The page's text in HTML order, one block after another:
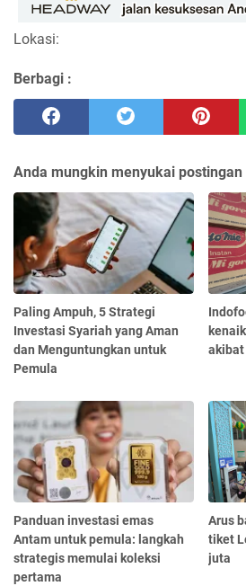
Lokasi:
Berbagi :
Anda mungkin menyukai postingan
Paling Ampuh, 5 Strategi
Investasi Syariah yang Aman
dan Menguntungkan untuk
Pemula
akibat
Panduan investasi emas
Antam untuk pemula: langkah
strategis memulai koleksi
pertama
Arus
tiket
juta